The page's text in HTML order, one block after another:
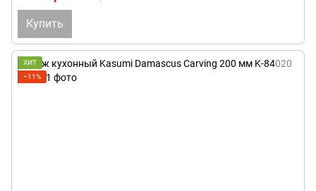
Купить
ХИТ
−11%